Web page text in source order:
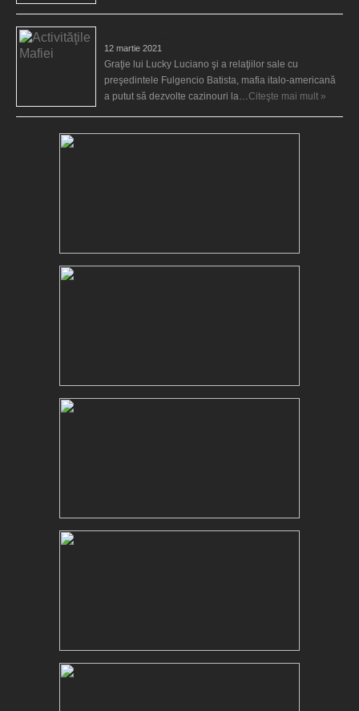
12 martie 2021
Graţie lui Lucky Luciano şi a relaţiilor sale cu
preşedintele Fulgencio Batista, mafia italo-americană
a putut să dezvolte cazinouri la…Citeşte mai mult »